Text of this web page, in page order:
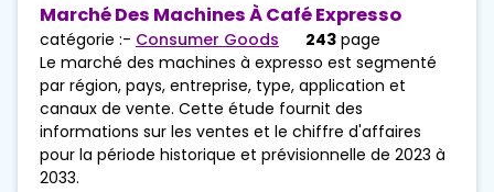
Marché Des Machines À Café Expresso
catégorie :- Consumer Goods 243 page
Le marché des machines à expresso est segmenté
par région, pays, entreprise, type, application et
canaux de vente. Cette étude fournit des
informations sur les ventes et le chiffre d'affaires
pour la période historique et prévisionnelle de 2023 à
2033.